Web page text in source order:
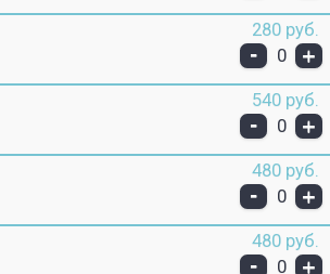
280 руб.
- 0 +
540 руб.
- 0 +
480 руб.
- 0 +
480 руб.
- 0 +